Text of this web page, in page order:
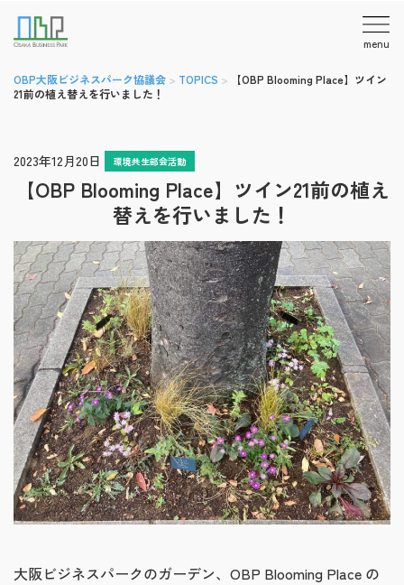
menu
OBP大阪ビジネスパーク協議会 > TOPICS >
【OBP Blooming Place】ツイン
21前の植え替えを行いました！
2023年12月20日 環境共生部会活動
【OBP Blooming Place】ツイン21前の植え
替えを行いました！
大阪ビジネスパークのガーデン、OBP Blooming Place の